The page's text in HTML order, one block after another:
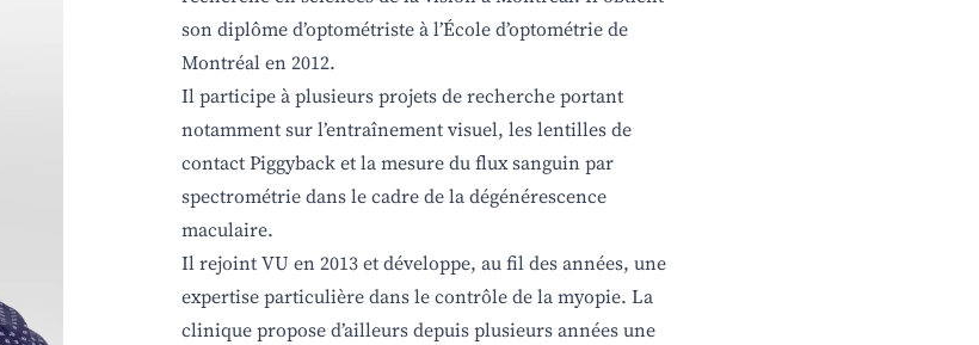
son diplôme d’optométriste à l’École d’optométrie de
Montréal en 2012.
Il participe à plusieurs projets de recherche portant
notamment sur l’entraînement visuel, les lentilles de
contact Piggyback et la mesure du flux sanguin par
spectrométrie dans le cadre de la dégénérescence
maculaire.
Il rejoint VU en 2013 et développe, au fil des années, une
expertise particulière dans le contrôle de la myopie. La
clinique propose d’ailleurs depuis plusieurs années une